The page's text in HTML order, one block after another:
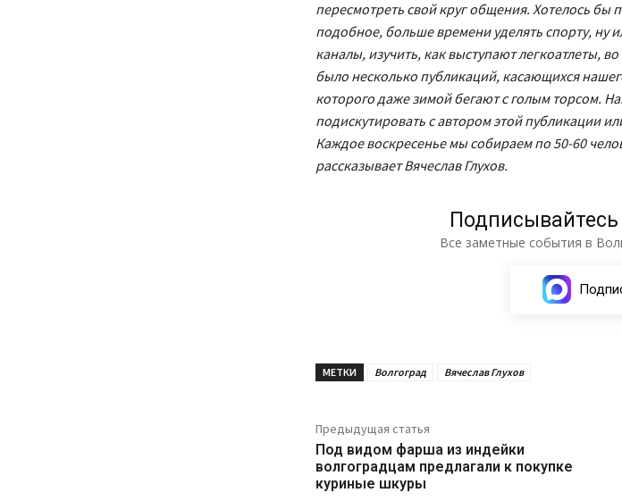
пересмотреть свой круг общения. Хотелось бы
подобное, больше времени уделять спорту, ну
каналы, изучить, как выступают легкоатлеты,
было несколько публикаций, касающихся
которого даже зимой бегают с голым торсом.
подискутировать с автором этой публикации
Каждое воскресенье мы собираем по 50-60
рассказывает Вячеслав Глухов.
Все заметные события в
МЕТКИ Волгоград Вячеслав Глухов
Предыдущая статья
Под видом фарша из индейки
волгоградцам предлагали к покупке
куриные шкуры